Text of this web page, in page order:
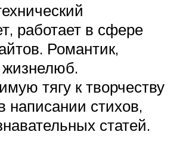
работает в сфере
Романтик,
жизнелюб.
тягу к творчеству
написании стихов,
статей.